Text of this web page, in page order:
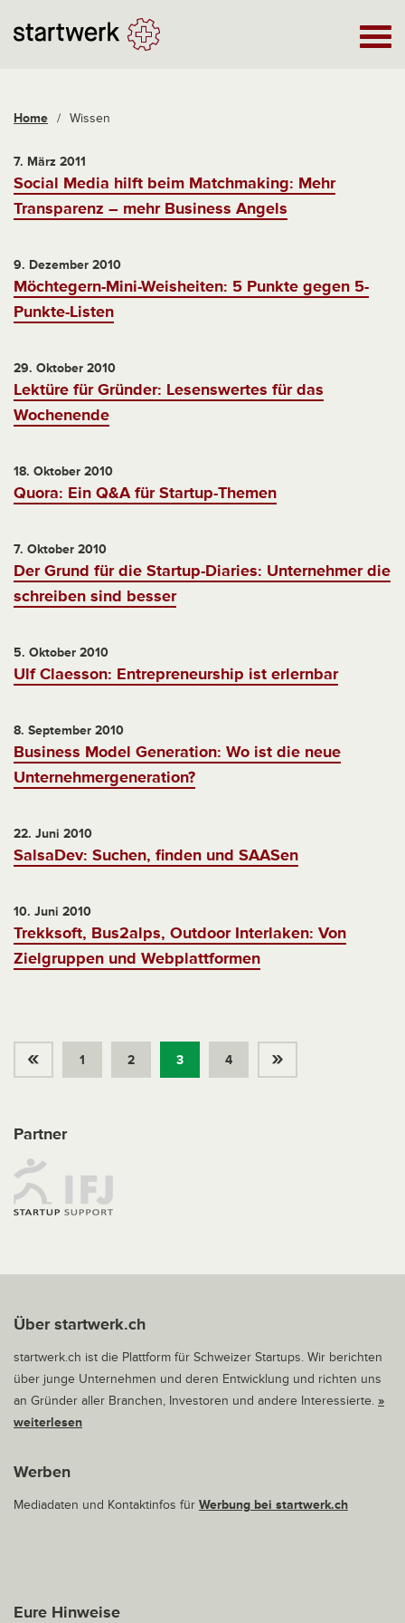
Home / Wissen
7. März 2011
Social Media hilft beim Matchmaking: Mehr
Transparenz – mehr Business Angels
9. Dezember 2010
Möchtegern-Mini-Weisheiten: 5 Punkte gegen 5-
Punkte-Listen
29. Oktober 2010
Lektüre für Gründer: Lesenswertes für das
Wochenende
18. Oktober 2010
Quora: Ein Q&A für Startup-Themen
7. Oktober 2010
Der Grund für die Startup-Diaries: Unternehmer die
schreiben sind besser
5. Oktober 2010
Ulf Claesson: Entrepreneurship ist erlernbar
8. September 2010
Business Model Generation: Wo ist die neue
Unternehmergeneration?
22. Juni 2010
SalsaDev: Suchen, finden und SAASen
10. Juni 2010
Trekksoft, Bus2alps, Outdoor Interlaken: Von
Zielgruppen und Webplattformen
« 1 2 3 4 »
Partner
Über startwerk.ch
startwerk.ch ist die Plattform für Schweizer Startups. Wir berichten
über junge Unternehmen und deren Entwicklung und richten uns
an Gründer aller Branchen, Investoren und andere Interessierte. »
weiterlesen
Werben
Mediadaten und Kontaktinfos für Werbung bei startwerk.ch
Eure Hinweise